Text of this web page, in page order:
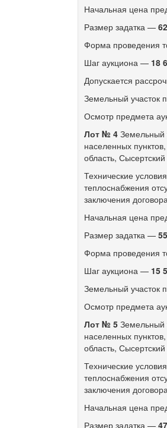
Начальная цена
Размер задатка —
Форма проведения
Шаг аукциона — 18
Допускается
Земельный участок
Осмотр предмета
Лот № 4 Земельный
населенных
область,
Технические
теплоснабжения
заключения
Начальная цена
Размер задатка —
Форма проведения
Шаг аукциона — 15
Земельный участок
Осмотр предмета
Лот № 5 Земельный
населенных
область,
Технические
теплоснабжения
заключения
Начальная цена
Размер задатка —